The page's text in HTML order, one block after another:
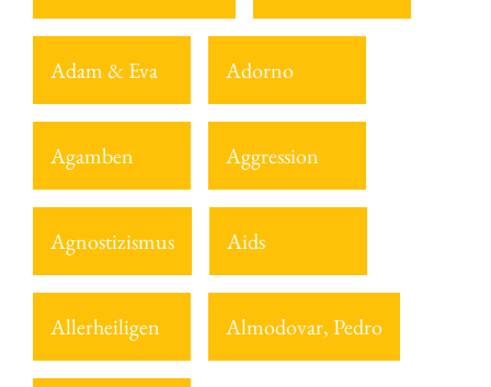
Adam & Eva Adorno
Agamben Aggression
Agnostizismus Aids
Allerheiligen Almodovar, Pedro